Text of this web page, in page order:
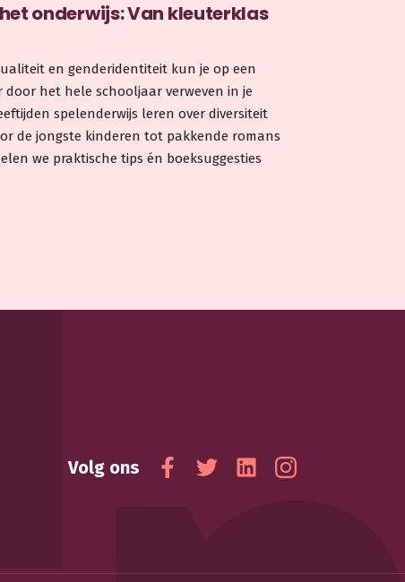
onderwijs: Van kleuterklas
en genderidentiteit kun je op een
het hele schooljaar verweven in je
spelenderwijs leren over diversiteit
de jongste kinderen tot pakkende romans
we praktische tips én boeksuggesties
Volg ons
Facebook
TwitterLinkedinInstagram